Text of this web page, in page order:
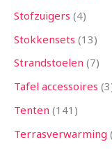
Stofzuigers 4
Stokkensets 13
Strandstoelen 7
Tafel accessoires 3
Tenten 141
Terrasverwarming